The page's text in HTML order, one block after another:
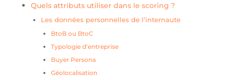
Quels attributs utiliser dans le scoring ?
Les données personnelles de l’internaute
BtoB ou BtoC
Typologie d’entreprise
Buyer Persona
Géolocalisation